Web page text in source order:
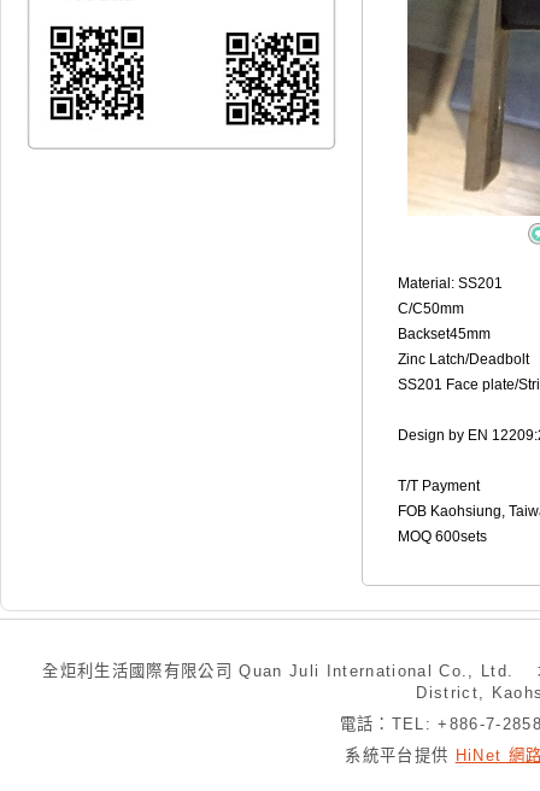
Material: SS201
C/C50mm
Backset45mm
Zinc Latch/Deadbolt
SS201 Face plate/
Design by EN
T/T Payment
FOB Kaohsiung,
MOQ 600sets
全炬利生活國際有限公司 Quan Juli International Co., Ltd.
District,
電話：TEL: +886-7-
系統平台提供 HiNet 網